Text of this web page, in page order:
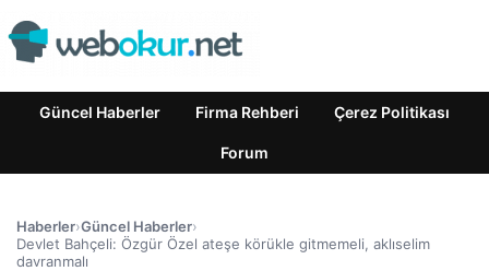
Güncel Haberler Firma Rehberi Çerez Politikası
Forum
Haberler›Güncel Haberler›
Devlet Bahçeli: Özgür Özel ateşe körükle gitmemeli, aklıselim
davranmalı